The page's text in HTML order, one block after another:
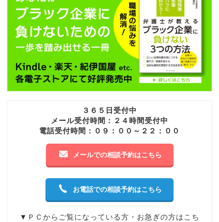
３６５日受付中
メール受付時間：２４時間受付中
電話受付時間：０９：００～２２：００
メールでの相談予約はこちら
お電話での相談予約はこちら
▼ＰＣからご覧になっている方・お急ぎの方はこち